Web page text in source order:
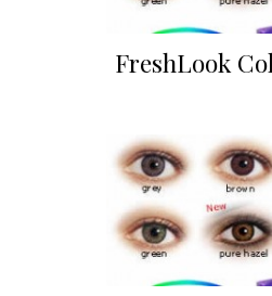
FreshLook